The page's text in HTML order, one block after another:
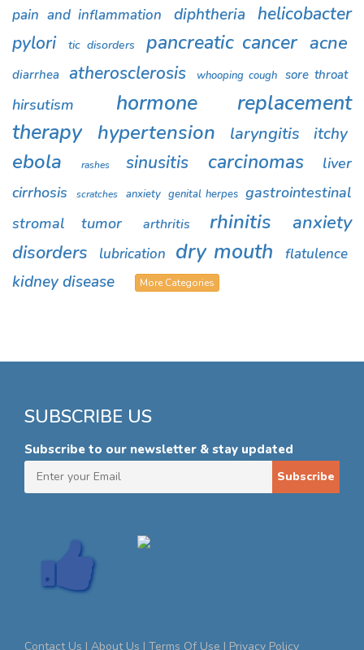
pain and inflammation diphtheria
helicobacter
pylori
tic disorders pancreatic cancer acne
diarrhea atherosclerosis whooping cough sore throat
hirsutism
hormone replacement
therapy
hypertension laryngitis itchy
ebola rashes sinusitis carcinomas
liver
cirrhosis
scratches anxiety genital herpes gastrointestinal
stromal tumor
arthritis rhinitis
anxiety
disorders
lubrication dry mouth flatulence
kidney disease More Categories
SUBSCRIBE US
Subscribe to our newsletter & stay updated
Subscribe
Contact Us | About Us | Terms Of Use | Privacy Policy